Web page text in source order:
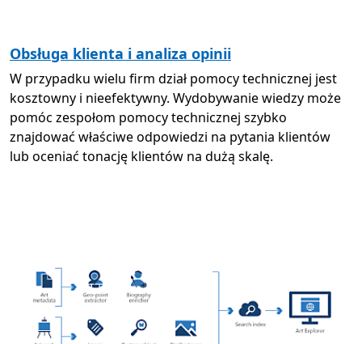
Obsługa klienta i analiza opinii
W przypadku wielu firm dział pomocy technicznej jest
kosztowny i nieefektywny. Wydobywanie wiedzy może
pomóc zespołom pomocy technicznej szybko
znajdować właściwe odpowiedzi na pytania klientów
lub oceniać tonację klientów na dużą skalę.